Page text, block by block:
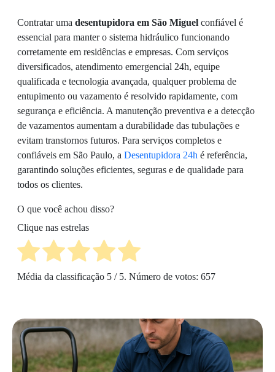
Contratar uma desentupidora em São Miguel confiável é
essencial para manter o sistema hidráulico funcionando
corretamente em residências e empresas. Com serviços
diversificados, atendimento emergencial 24h, equipe
qualificada e tecnologia avançada, qualquer problema de
entupimento ou vazamento é resolvido rapidamente, com
segurança e eficiência. A manutenção preventiva e a detecção
de vazamentos aumentam a durabilidade das tubulações e
evitam transtornos futuros. Para serviços completos e
confiáveis em São Paulo, a Desentupidora 24h é referência,
garantindo soluções eficientes, seguras e de qualidade para
todos os clientes.
O que você achou disso?
Clique nas estrelas
Média da classificação 5 / 5. Número de votos: 657